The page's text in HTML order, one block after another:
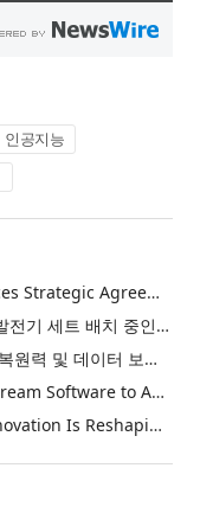
인공지능
Energy Vault Announces Strategic Agreement to Deploy 1.25 GW of Integrated Power Infrastructure for Hyperscaler AI Data Center with Leading Power Generation EPC Deploying Caterpillar Gensets
에너지 볼트, 캐터필러 발전기 세트 배치 중인 선도적인 발전 EPC를 통해 하이퍼스케일러 AI 데이터센터를 위한 1.25 GW 통합 전력 인프라 구축을 위한 전략적 계약 체결
넷앱, AI 시대의 사이버 복원력 및 데이터 보호 강화를 위해 젯스트림 소프트웨어 인수
NetApp Acquires JetStream Software to Advance Cyber Resilience and Data Protection for the AI Era
China’s Commerce Innovation Is Reshaping Global Retail